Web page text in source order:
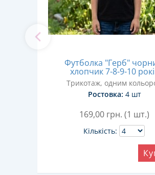
Футболка "Герб"
хлопчик 7-8-9-10
Трикотаж, одним
Ростовка: 4 шт
169,00 грн. (1 шт.)
Кількість: